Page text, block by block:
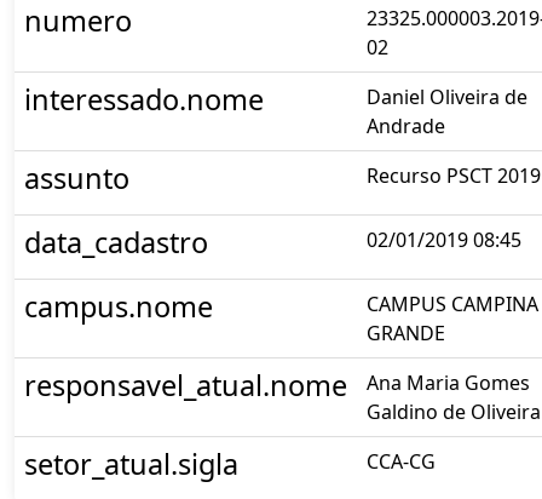
numero
02
interessado.nome
Daniel Oliveira de
Andrade
assunto Recurso PSCT 2019
data_cadastro 02/01/2019 08:45
campus.nome
CAMPUS CAMPINA
GRANDE
responsavel_atual.nome
Ana Maria Gomes
Galdino de Oliveira
setor_atual.sigla CCA-CG